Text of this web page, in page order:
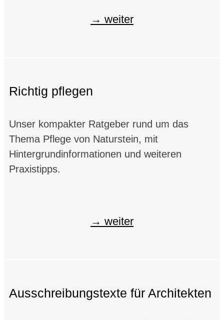
weiter
Richtig pflegen
Unser kompakter Ratgeber rund um das
Thema Pflege von Naturstein, mit
Hintergrundinformationen und weiteren
Praxistipps.
weiter
Ausschreibungstexte für Architekten